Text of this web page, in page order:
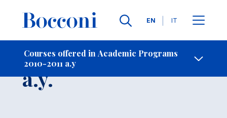
Languages
EN IT
Courses offered in Academic Programs
2010-2011 a.y
- Contact Us
Course 2010-2011
a.y.